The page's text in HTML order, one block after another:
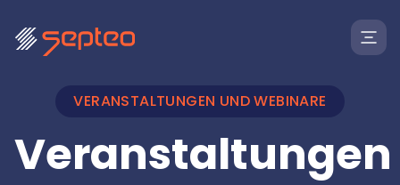
VERANSTALTUNGEN UND WEBINARE
Veranstaltungen